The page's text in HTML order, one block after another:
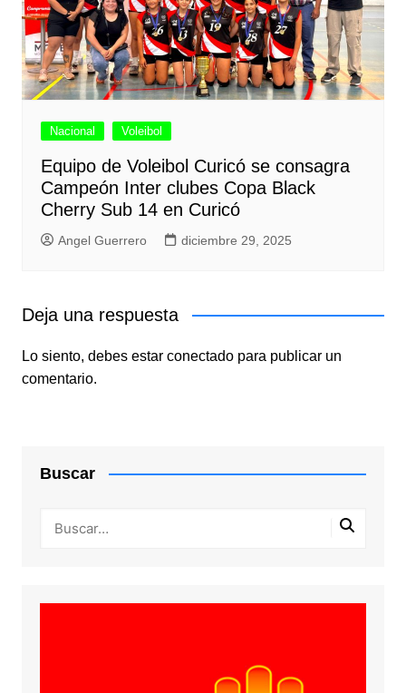
Nacional Voleibol
Equipo de Voleibol Curicó se consagra
Campeón Inter clubes Copa Black
Cherry Sub 14 en Curicó
Angel Guerrero diciembre 29, 2025
Deja una respuesta
Lo siento, debes estar conectadopara publicar un
comentario.
Buscar